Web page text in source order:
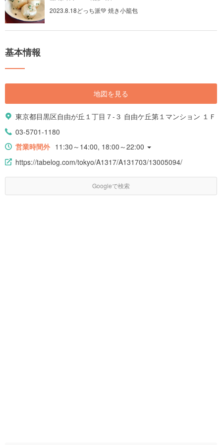
2023.8.18どっち派💚 焼き小籠包
基本情報
地図を見る
東京都目黒区自由が丘１丁目７-３ 自由ケ丘第１マンション １Ｆ
03-5701-1180
営業時間外 11:30～14:00, 18:00～22:00
https://tabelog.com/tokyo/A1317/A131703/13005094/
Googleで検索